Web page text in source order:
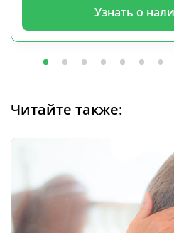
Узнать о
Читайте также: